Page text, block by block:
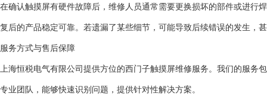
在确认触摸屏有硬件故障后，维修人员通常需要更换损坏的部件或进行
复后的产品稳定可靠。若遗漏了某些细节，可能导致后续错误的发生，
服务方式与售后保障
上海恒税电气有限公司提供方位的西门子触摸屏维修服务。我们的服务
专业团队，能够快速识别问题，提供针对性解决方案。